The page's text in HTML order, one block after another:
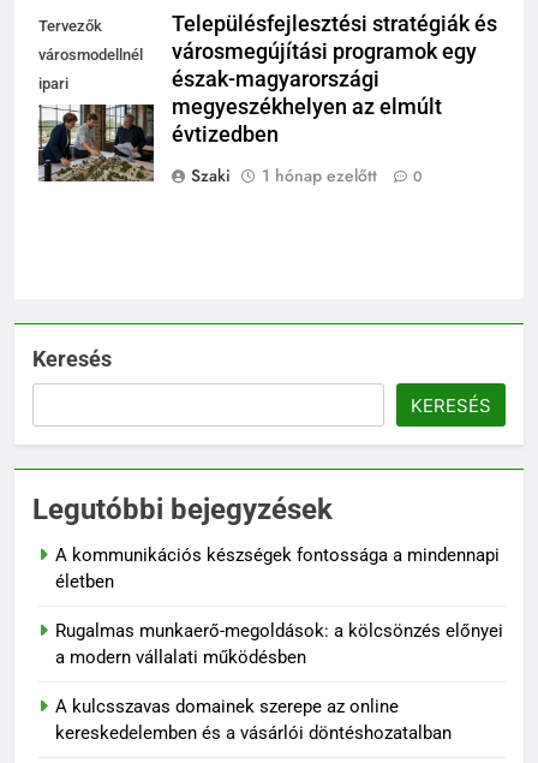
Tervezők
városmodellnél
ipari
csarnokban,
integrált területi
program
Településfejlesztési stratégiák és
városmegújítási programok egy
észak-magyarországi
megyeszékhelyen az elmúlt
évtizedben
Szaki
1 hónap ezelőtt 0
Keresés
KERESÉS
Legutóbbi bejegyzések
A kommunikációs készségek fontossága a mindennapi
életben
Rugalmas munkaerő-megoldások: a kölcsönzés előnyei
a modern vállalati működésben
A kulcsszavas domainek szerepe az online
kereskedelemben és a vásárlói döntéshozatalban